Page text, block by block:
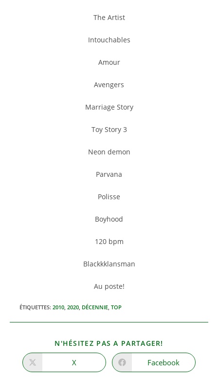
The Artist
Intouchables
Amour
Avengers
Marriage Story
Toy Story 3
Neon demon
Parvana
Polisse
Boyhood
120 bpm
Blackkklansman
Au poste!
ÉTIQUETTES: 2010, 2020, DÉCENNIE, TOP
N'HÉSITEZ PAS A PARTAGER!
CONTENU
Ouvrir
dans
X Ouvrir
dans
Facebook